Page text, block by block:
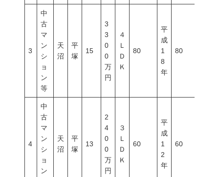
3
中
古
マ
ン
シ
ョ
ン
等
天
沼
平
塚
15
3
3
0
0
万
円
４
Ｌ
Ｄ
Ｋ
80
平
成
1
8
年
80
4
中
古
マ
ン
シ
ョ
ン
天
沼
平
塚
13
2
4
0
0
万
円
３
Ｌ
Ｄ
Ｋ
60
平
成
1
2
年
60